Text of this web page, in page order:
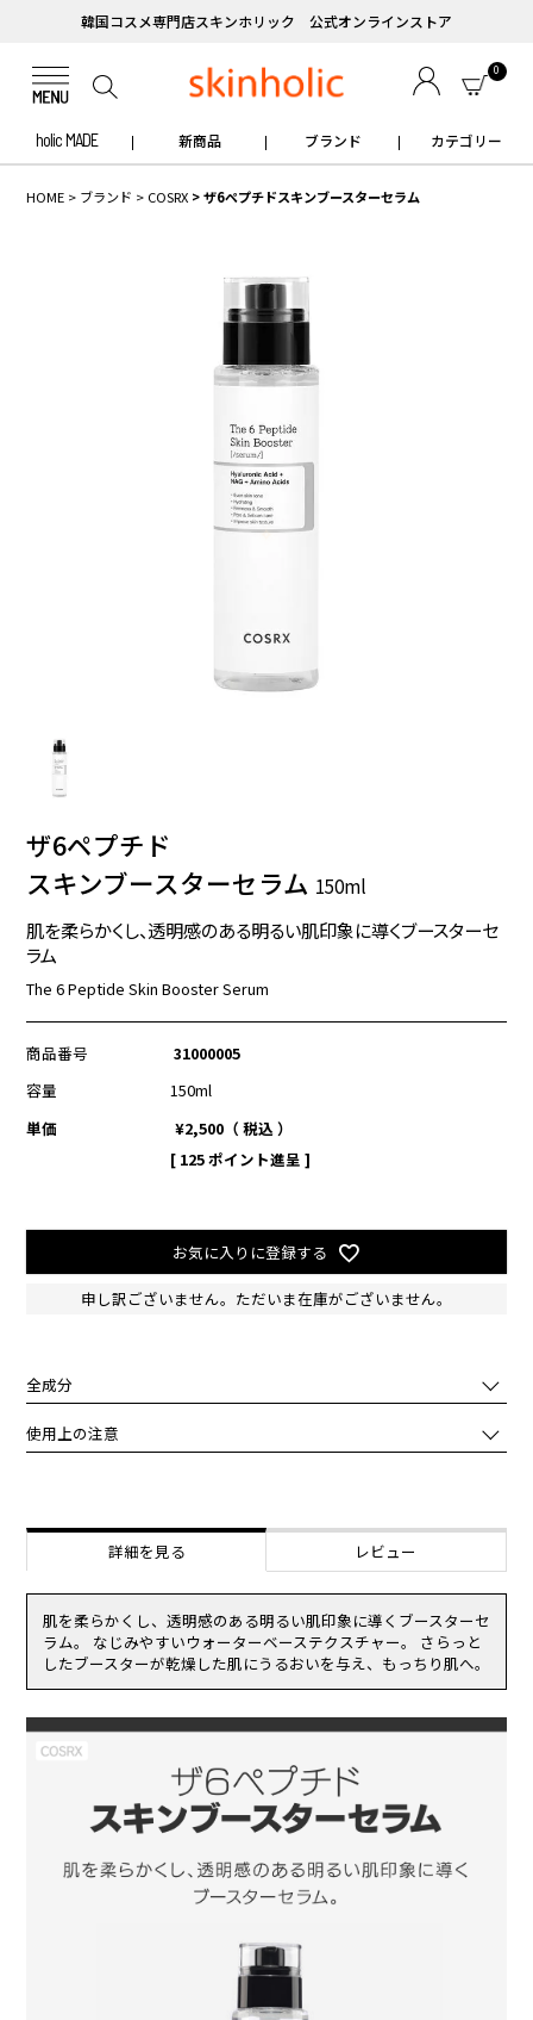
韓国コスメ専門店スキンホリック 公式オンラインストア
0
holic MADE 新商品 ブランド カテゴリー
HOME ブランド COSRX ザ6ペプチドスキンブースターセラム
ザ6ペプチド
スキンブースターセラム 150ml
肌を柔らかくし、透明感のある明るい肌印象に導くブースターセ
ラム
The 6 Peptide Skin Booster Serum
商品番号
31000005
容量
150ml
単価
¥2,500
税込
[ 125ポイント進呈 ]
お気に入りに登録する
申し訳ございません。ただいま在庫がございません。
全成分
水、ＤＰＧ、グリセリン、ペンチレングリコール、１，２－ヘキサン
ジオール、ナイアシンアミド、アセチルヘキサペプチド－８、トリペ
ン、アデノシン、ポリクオタニウムー５１、カプリリルグリコール、
セリン、アラニン、アラントイン、ヒアルロン酸Ｎａ、アセチルグル
コサミン、グリシン、リシンＨＣＩ、トレオニン、アルギニン、トコ
フェロール、プロリン、ダイズ油、水添レシチン、ベタイン、ＰＣＡ
ーＮａ、乳酸Ｎａ、ＰＣＡ、グルタミン酸、(アクリロイルジメチル
タウリンアンモニウム/ＶＰ)コポリマー、キサンタンガム、tーブタノ
ール、オレイン酸Ｎａ、デキストラン、ポリアクリレートクロスポリ
使用上の注意
皮膚科専門医等にご相談されることをおすすめします。
（1）使用中、赤味、はれ、かゆみ、刺激、白抜け(白斑等)、黒ずみ
（2）使用したお肌に、直射日光があたって上記のような異常があら
われた場合。
傷やはれもの、湿疹等、異常のある部位にはお使いにならないでくだ
さい。
乳幼児の手の届く場所、直射日光の当たる場所、高温多湿または極度
詳細を見る レビュー
肌を柔らかくし、透明感のある明るい肌印象に導くブースターセ
ラム。 なじみやすいウォーターベーステクスチャー。 さらっと
したブースターが乾燥した肌にうるおいを与え、もっちり肌へ。
✧